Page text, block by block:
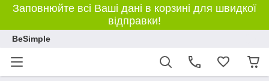
Заповнюйте всі Ваші дані в корзині для швидкої
відправки!
BeSimple